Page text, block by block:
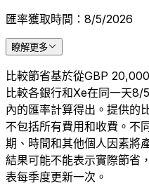
匯率獲取時間：8/5/2026
瞭解更多
比較節省基於從GBP
比較各銀行和Xe在同一天
內的匯率計算得出。提供的
不包括所有費用和收費。不
期、時間和其他個人因素將
結果可能不能表示實際節省
表每季度更新一次。